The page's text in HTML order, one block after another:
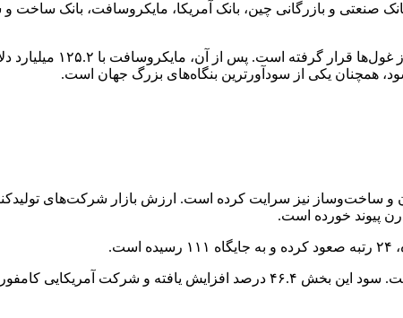
صنعتی و بازرگانی چین، بانک آمریکا، مایکروسافت، بانک
پیوند خورده است.